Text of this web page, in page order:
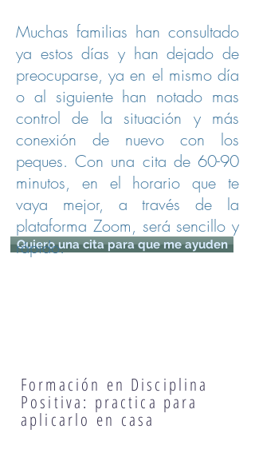
Quiero una cita para que me ayuden
Muchas familias han consultado
ya estos días y han dejado de
preocuparse, ya en el mismo día
o al siguiente han notado mas
control de la situación y más
conexión de nuevo con los
peques. Con una cita de 60-90
minutos, en el horario que te
vaya mejor, a través de la
plataforma Zoom, será sencillo y
rápido.
Formación en Disciplina
Positiva: practica para
aplicarlo en casa